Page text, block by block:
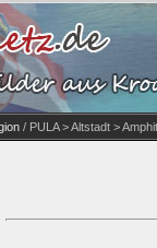
/ PULA > Altstadt >